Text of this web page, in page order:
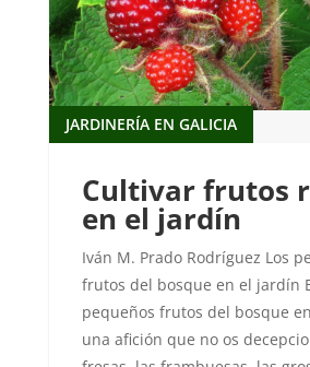
Cultivar frutos
en el jardín
JARDINERÍA EN GALICIA
Iván M. Prado Rodríguez Los
frutos del bosque en el jardín
pequeños frutos del bosque
una afición que no os